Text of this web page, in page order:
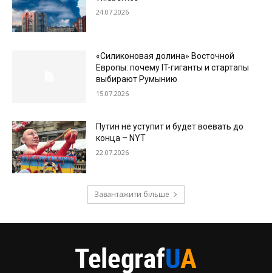
24.07.2026
«Силиконовая долина» Восточной
Европы: почему IT-гиганты и стартапы
выбирают Румынию
15.07.2026
Путин не уступит и будет воевать до
конца – NYT
22.07.2026
Завантажити більше